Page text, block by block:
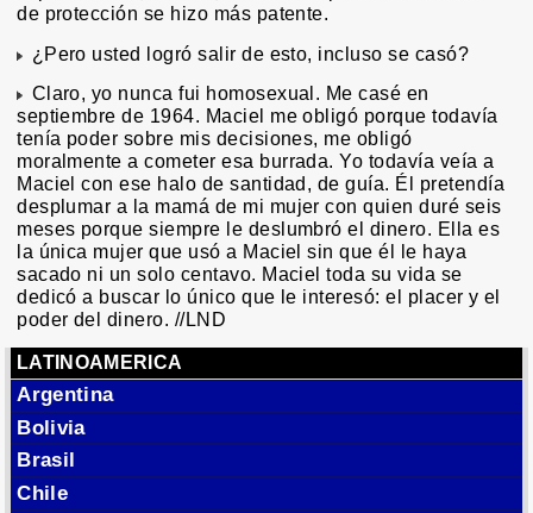
de protección se hizo más patente.
¿Pero usted logró salir de esto, incluso se casó?
Claro, yo nunca fui homosexual. Me casé en
septiembre de 1964. Maciel me obligó porque todavía
tenía poder sobre mis decisiones, me obligó
moralmente a cometer esa burrada. Yo todavía veía a
Maciel con ese halo de santidad, de guía. Él pretendía
desplumar a la mamá de mi mujer con quien duré seis
meses porque siempre le deslumbró el dinero. Ella es
la única mujer que usó a Maciel sin que él le haya
sacado ni un solo centavo. Maciel toda su vida se
dedicó a buscar lo único que le interesó: el placer y el
poder del dinero. //LND
LATINOAMERICA
Argentina
Bolivia
Brasil
Chile